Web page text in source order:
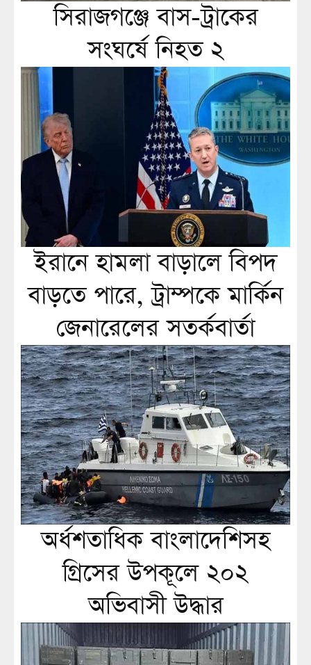
সিরাজগঞ্জে বাস-ট্রাকের
সংঘর্ষে নিহত ২
ইরানে হামলা বাড়ালে বিপদ
বাড়তে পারে, ট্রাম্পকে মার্কিন
জেনারেলের সতর্কবার্তা
অর্ধশতাধিক বাংলাদেশিসহ
গ্রিসের উপকূলে ২০২
অভিবাসী উদ্ধার